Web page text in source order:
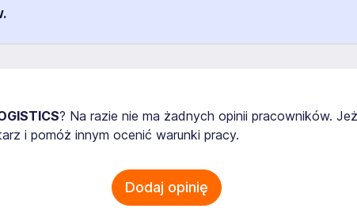
? Na razie nie ma żadnych opinii pracowników.
i pomóż innym ocenić warunki pracy.
Dodaj opinię